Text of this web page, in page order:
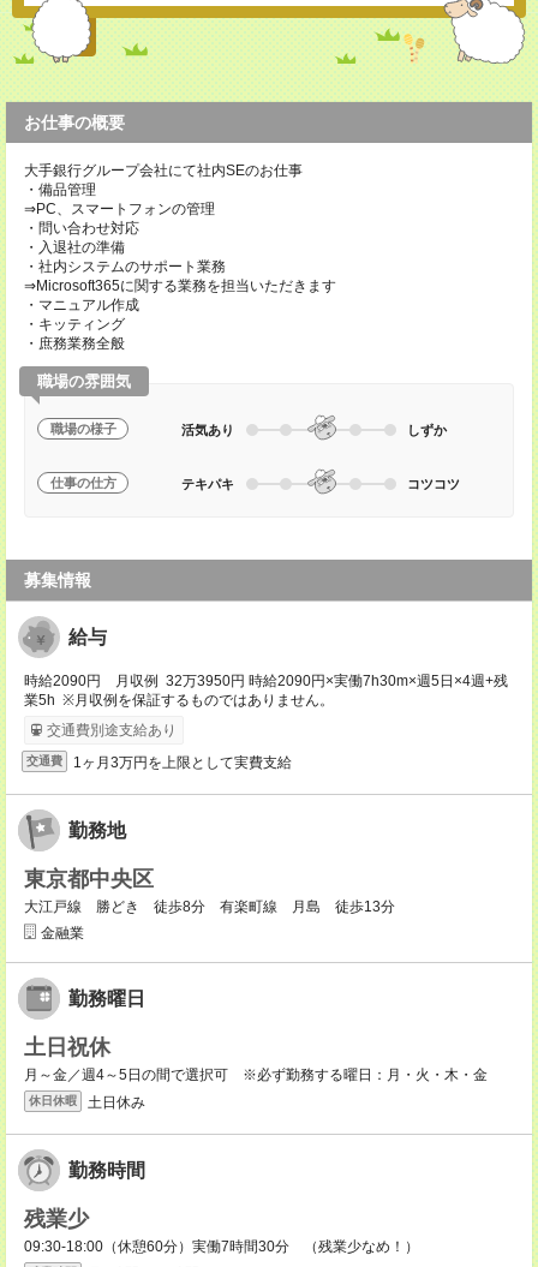
お仕事の概要
大手銀行グループ会社にて社内SEのお仕事
・備品管理
⇒PC、スマートフォンの管理
・問い合わせ対応
・入退社の準備
・社内システムのサポート業務
⇒Microsoft365に関する業務を担当いただきます
・マニュアル作成
・キッティング
・庶務業務全般
職場の雰囲気
職場の様子 活気あり しずか
仕事の仕方 テキパキ コツコツ
募集情報
給与
時給2090円 月収例 32万3950円 時給2090円×実働7h30m×週5日×4週+残
業5h ※月収例を保証するものではありません。
交通費別途支給あり
交通費 1ヶ月3万円を上限として実費支給
勤務地
東京都中央区
大江戸線 勝どき 徒歩8分 有楽町線 月島 徒歩13分
金融業
勤務曜日
土日祝休
月～金／週4～5日の間で選択可 ※必ず勤務する曜日：月・火・木・金
休日休暇 土日休み
勤務時間
残業少
09:30-18:00（休憩60分）実働7時間30分 （残業少なめ！）